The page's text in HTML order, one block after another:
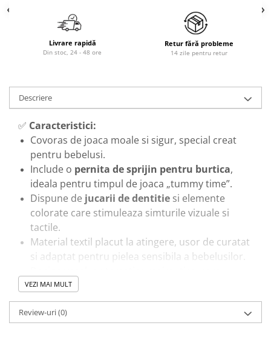
Livrare rapidă
Din stoc, 24 - 48 ore
Retur fără probleme
14 zile pentru retur
Descriere
✅ Caracteristici:
Covoras de joaca moale si sigur, special creat
pentru bebelusi.
Include o pernita de sprijin pentru burtica,
ideala pentru timpul de joaca „tummy time”.
Dispune de jucarii de dentitie si elemente
colorate care stimuleaza simturile vizuale si
tactile.
Material textil placut la atingere, usor de curatat
si adaptat pentru pielea sensibila a bebelusilor.
incurajeaza joaca si buna dispozitie.
🎓Beneficii educationale & de dezvoltare:
Ajuta laintarirea musculaturii gatului si
VEZI MAI MULT
Review-uri(0)